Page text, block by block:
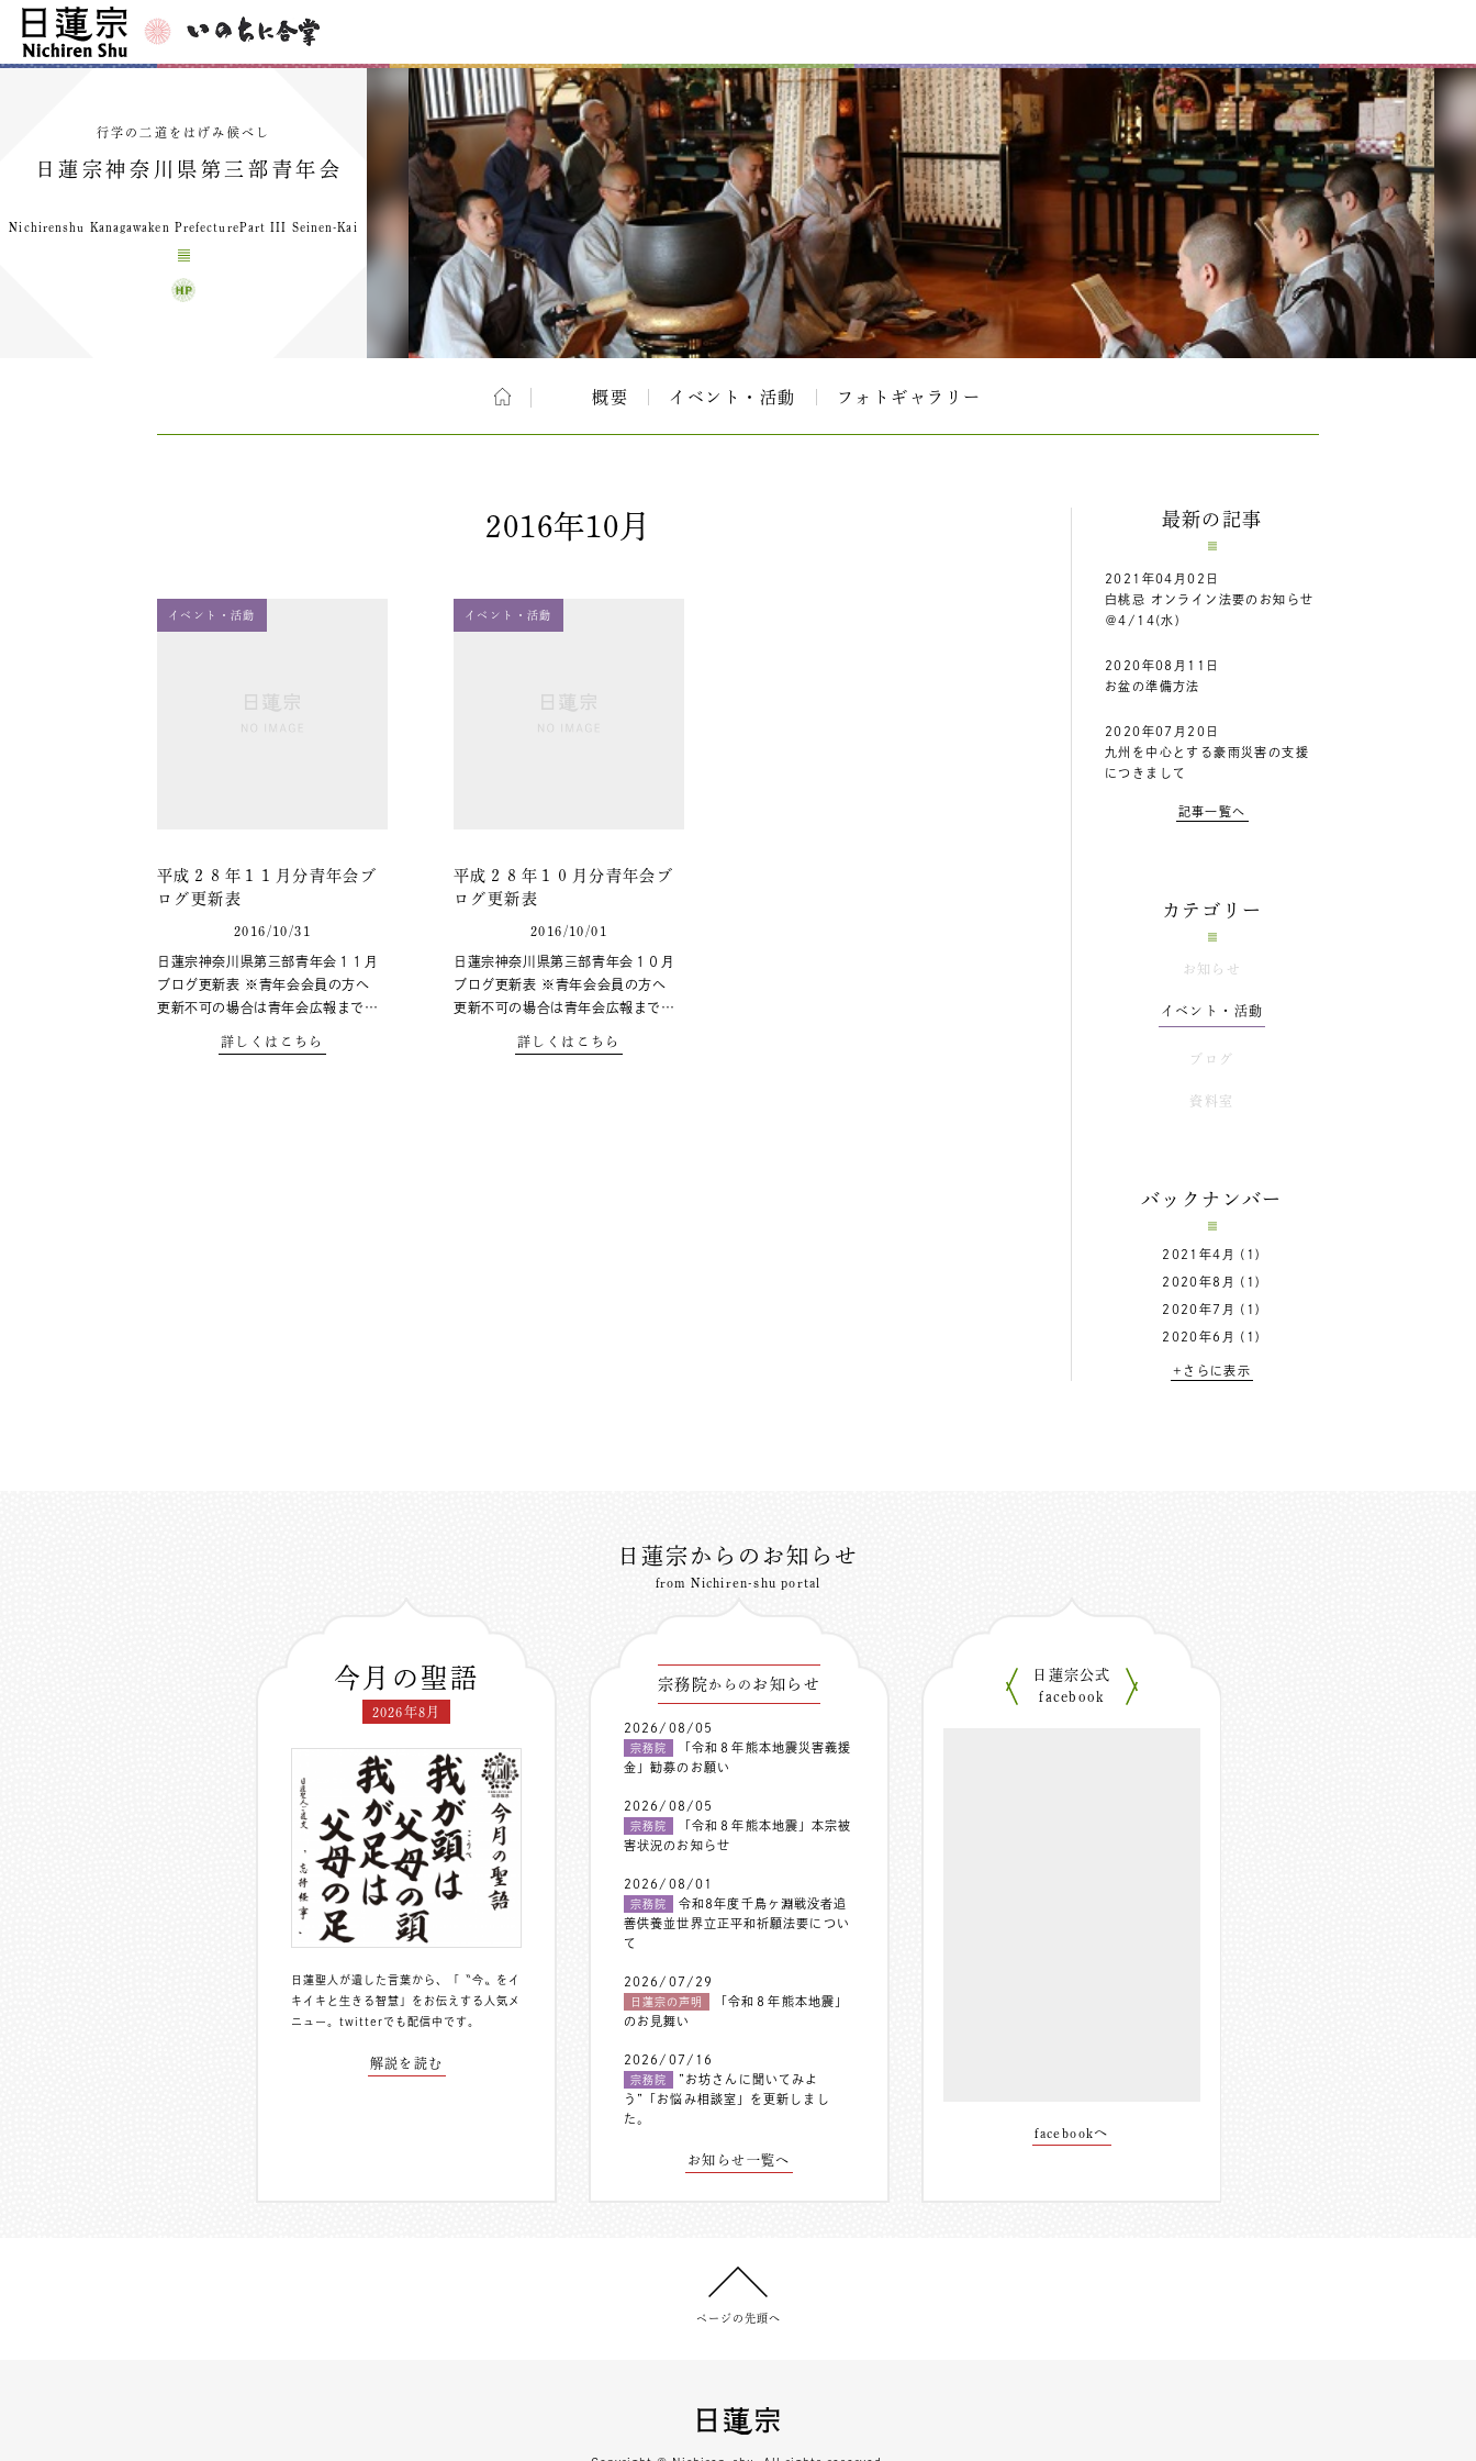
行学の二道をはげみ候べし
日蓮宗神奈川県第三部青年会
Nichirenshu Kanagawaken PrefecturePart III Seinen-Kai
概要 イベント・活動 フォトギャラリー
2016年10月
イベント・活動
平成２８年１１月分青年会ブ
ログ更新表
2016/10/31
日蓮宗神奈川県第三部青年会１１月
ブログ更新表 ※青年会会員の方へ
更新不可の場合は青年会広報まで…
詳しくはこちら
イベント・活動
平成２８年１０月分青年会ブ
ログ更新表
2016/10/01
日蓮宗神奈川県第三部青年会１０月
ブログ更新表 ※青年会会員の方へ
更新不可の場合は青年会広報まで…
詳しくはこちら
最新の記事
2021年04月02日
白桃忌 オンライン法要のお知らせ
＠4/14(水)
2020年08月11日
お盆の準備方法
2020年07月20日
九州を中心とする豪雨災害の支援
につきまして
記事一覧へ
カテゴリー
お知らせ
イベント・活動
ブログ
資料室
バックナンバー
2021年4月 (1)
2020年8月 (1)
2020年7月 (1)
2020年6月 (1)
+さらに表示
日蓮宗からのお知らせ
from Nichiren-shu portal
今月の聖語
2026年8月
日蓮聖人が遺した言葉から、「〝今〟をイ
キイキと生きる智慧」をお伝えする人気メ
ニュー。 twitterでも配信中 です。
解説を読む
宗務院からの お知らせ
2026/08/05
宗務院
「令和８年熊本地震災害義援
金」勧募のお願い
2026/08/05
宗務院
「令和８年熊本地震」本宗被
害状況のお知らせ
2026/08/01
宗務院
令和8年度千鳥ヶ淵戦没者追
善供養並世界立正平和祈願法要につい
て
2026/07/29
日蓮宗の声明
「令和８年熊本地震」
のお見舞い
2026/07/16
宗務院
”お坊さんに聞いてみよ
う”「お悩み相談室」を更新しまし
た。
お知らせ一覧へ
日蓮宗公式
facebook
facebookへ
ページの先頭へ